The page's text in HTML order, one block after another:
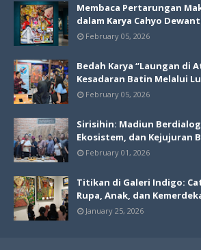
Membaca Pertarungan
dalam Karya Cahyo
February 05, 2026
Bedah Karya “Laungan di
Kesadaran Batin Melalui
February 05, 2026
Sirisihin: Madiun Berdialog
Ekosistem, dan Kejujuran
February 01, 2026
Titikan di Galeri Indigo:
Rupa, Anak, dan
January 25, 2026